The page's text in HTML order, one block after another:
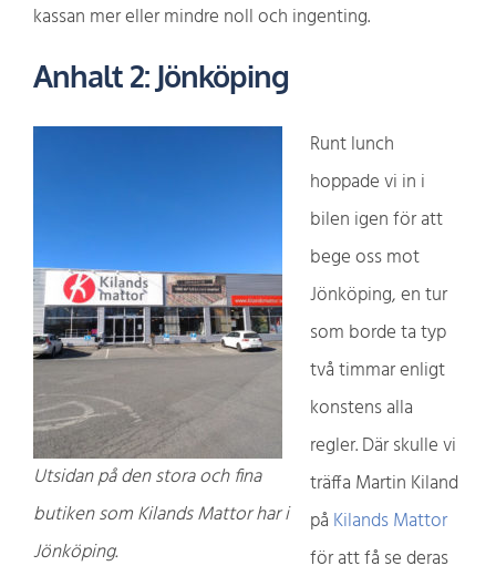
kassan mer eller mindre noll och ingenting.
Anhalt 2: Jönköping
Utsidan på den stora och fina
butiken som Kilands Mattor har i
Jönköping.
Runt lunch
hoppade vi in i
bilen igen för att
bege oss mot
Jönköping, en tur
som borde ta typ
två timmar enligt
konstens alla
regler. Där skulle vi
träffa Martin Kiland
på Kilands Mattor
för att få se deras